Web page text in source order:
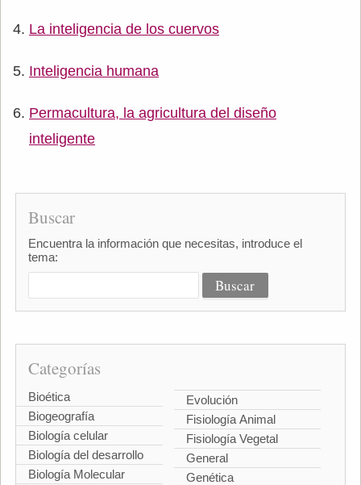
La inteligencia de los cuervos
Inteligencia humana
Permacultura, la agricultura del diseño
inteligente
Buscar
Encuentra la información que necesitas, introduce el
tema:
Categorías
Bioética
Biogeografía
Biología celular
Biología del desarrollo
Biología Molecular
Evolución
Fisiología Animal
Fisiología Vegetal
General
Genética